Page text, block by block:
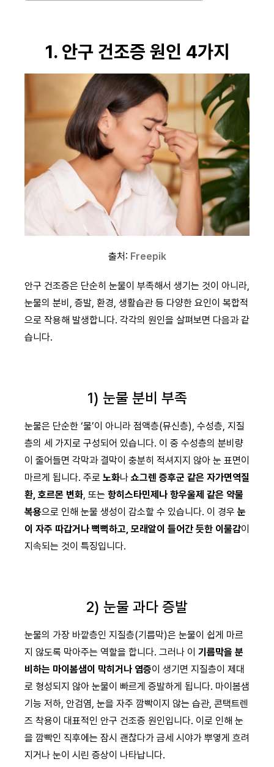
1. 안구 건조증 원인 4가지
출처: Freepik
안구 건조증은 단순히 눈물이 부족해서 생기는 것이 아니라,
눈물의 분비, 증발, 환경, 생활습관 등 다양한 요인이 복합적
으로 작용해 발생합니다. 각각의 원인을 살펴보면 다음과 같
습니다.
1) 눈물 분비 부족
눈물은 단순한 ‘물’이 아니라 점액층(뮤신층), 수성층, 지질
층의 세 가지로 구성되어 있습니다. 이 중 수성층의 분비량
이 줄어들면 각막과 결막이 충분히 적셔지지 않아 눈 표면이
마르게 됩니다. 주로 노화나 쇼그렌 증후군 같은 자가면역질
환, 호르몬 변화, 또는 항히스타민제나 항우울제 같은 약물
복용으로 인해 눈물 생성이 감소할 수 있습니다. 이 경우 눈
이 자주 따갑거나 뻑뻑하고, 모래알이 들어간 듯한 이물감이
지속되는 것이 특징입니다.
2) 눈물 과다 증발
눈물의 가장 바깥층인 지질층(기름막)은 눈물이 쉽게 마르
지 않도록 막아주는 역할을 합니다. 그러나 이 기름막을 분
비하는 마이봄샘이 막히거나 염증이 생기면 지질층이 제대
로 형성되지 않아 눈물이 빠르게 증발하게 됩니다. 마이봄샘
기능 저하, 안검염, 눈을 자주 깜빡이지 않는 습관, 콘택트렌
즈 착용이 대표적인 안구 건조증 원인입니다. 이로 인해 눈
을 깜빡인 직후에는 잠시 괜찮다가 금세 시야가 뿌옇게 흐려
지거나 눈이 시린 증상이 나타납니다.